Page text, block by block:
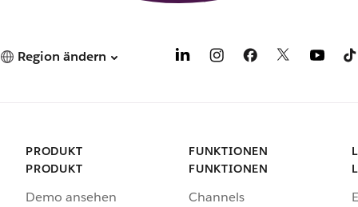
Region ändern
PRODUKT
PRODUKT
Demo ansehen
FUNKTIONEN
FUNKTIONEN
Channels